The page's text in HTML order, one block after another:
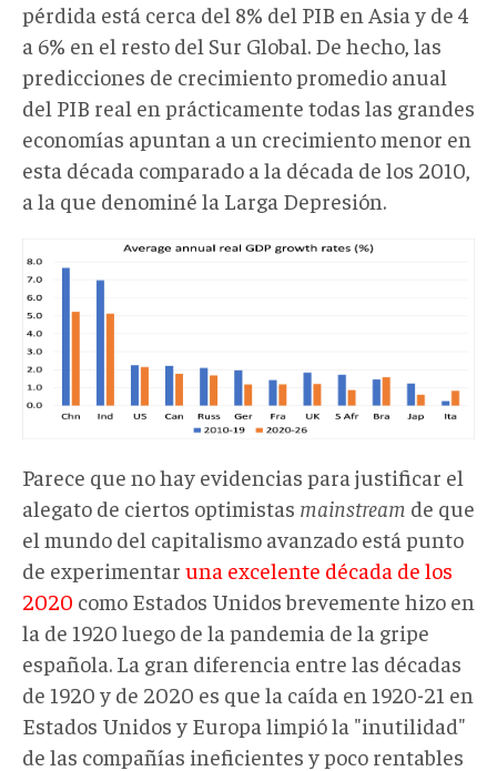
pérdida está cerca del 8% del PIB en Asia y de 4
a 6% en el resto del Sur Global. De hecho, las
predicciones de crecimiento promedio anual
del PIB real en prácticamente todas las grandes
economías apuntan a un crecimiento menor en
esta década comparado a la década de los 2010,
a la que denominé la Larga Depresión.
gl1.png
Parece que no hay evidencias para justificar el
alegato de ciertos optimistas mainstream de que
el mundo del capitalismo avanzado está punto
de experimentar una excelente década de los
2020 como Estados Unidos brevemente hizo en
la de 1920 luego de la pandemia de la gripe
española. La gran diferencia entre las décadas
de 1920 y de 2020 es que la caída en 1920-21 en
Estados Unidos y Europa limpió la "inutilidad"
de las compañías ineficientes y poco rentables